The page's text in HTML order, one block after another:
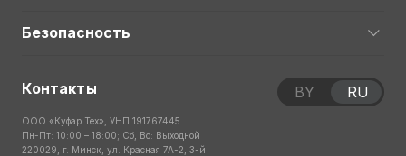
Безопасность
Контакты
ООО «Куфар Тех», УНП 191767445
Пн-Пт: 10:00 – 18:00; Сб, Вс: Выходной
220029, г. Минск, ул. Красная 7А-2, 3-й
BY RU